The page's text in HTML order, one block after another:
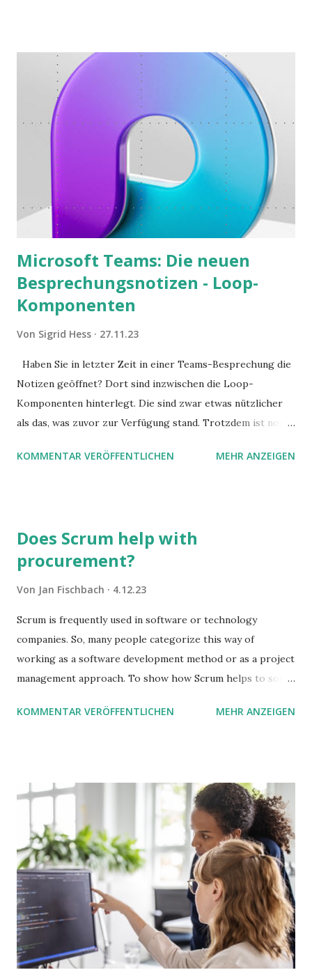
Microsoft Teams: Die neuen
Besprechungsnotizen - Loop-
Komponenten
Von Sigrid Hess 27.11.23
Haben Sie in letzter Zeit in einer Teams-Besprechung die
Notizen geöffnet? Dort sind inzwischen die Loop-
Komponenten hinterlegt. Die sind zwar etwas nützlicher
als das, was zuvor zur Verfügung stand. Trotzdem ist noch
Stolperfallen. Hier ein erster, kritischer Blick auf das was
KOMMENTAR VERÖFFENTLICHEN MEHR ANZEIGEN
Does Scrum help with
procurement?
Von Jan Fischbach 4.12.23
Scrum is frequently used in software or technology
companies. So, many people categorize this way of
working as a software development method or as a project
management approach. To show how Scrum helps to solve
processes.
KOMMENTAR VERÖFFENTLICHEN MEHR ANZEIGEN